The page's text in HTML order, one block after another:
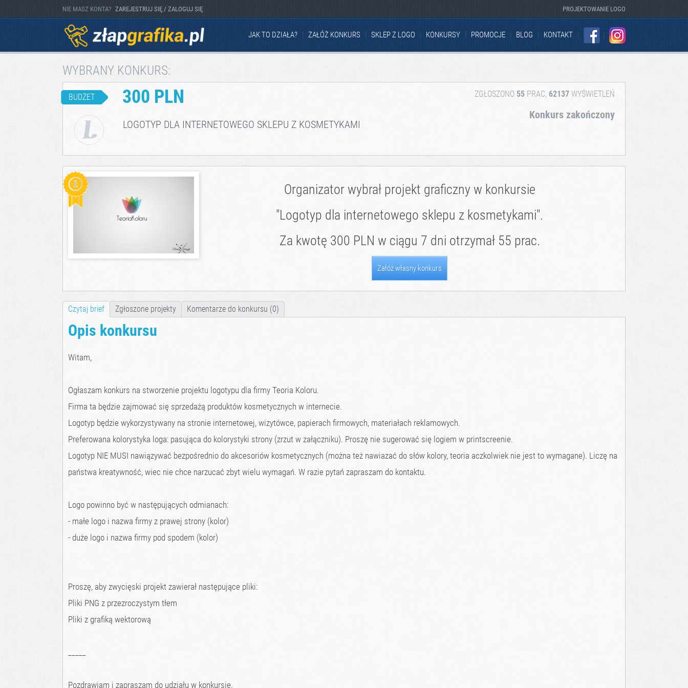
PROJEKTOWANIE LOGO
NIE MASZ KONTA? ZAREJESTRUJ SIĘ / ZALOGUJ SIĘ
JAK TO DZIAŁA? ZAŁÓŻ KONKURS SKLEP Z LOGO KONKURSY PROMOCJE BLOG
KONTAKT
INSTAGRAM
WYBRANY KONKURS:
BUDŻET 300 PLN ZGŁOSZONO 55 PRAC, 62137 WYŚWIETLEŃ
LOGOTYP DLA INTERNETOWEGO SKLEPU Z KOSMETYKAMI
Konkurs zakończony
Organizator wybrał projekt graficzny w konkursie
"Logotyp dla internetowego sklepu z kosmetykami".
Za kwotę 300 PLN w ciągu 7 dni otrzymał 55 prac.
Załóż własny konkurs
Czytaj brief Zgłoszone projekty Komentarze do konkursu (0)
Opis konkursu
Witam,
Ogłaszam konkurs na stworzenie projektu logotypu dla firmy Teoria Koloru.
Firma ta będzie zajmować się sprzedażą produktów kosmetycznych w internecie.
Logotyp będzie wykorzystywany na stronie internetowej, wizytówce, papierach firmowych, materiałach reklamowych.
Preferowana kolorystyka loga: pasująca do kolorystyki strony (zrzut w załączniku). Proszę nie sugerować się logiem w printscreenie.
Logotyp NIE MUSI nawiązywać bezpośrednio do akcesoriów kosmetycznych (można też nawiazać do słów kolory, teoria aczkolwiek nie jest to wymagane). Liczę na
państwa kreatywność, wiec nie chce narzucać zbyt wielu wymagań. W razie pytań zapraszam do kontaktu.
Logo powinno być w następujących odmianach:
- małe logo i nazwa firmy z prawej strony (kolor)
- duże logo i nazwa firmy pod spodem (kolor)
Proszę, aby zwycięski projekt zawierał następujące pliki:
Pliki PNG z przezroczystym tłem
Pliki z grafiką wektorową
Pozdrawiam i zapraszam do udziału w konkursie.